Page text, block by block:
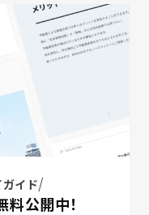
イド
公開中！